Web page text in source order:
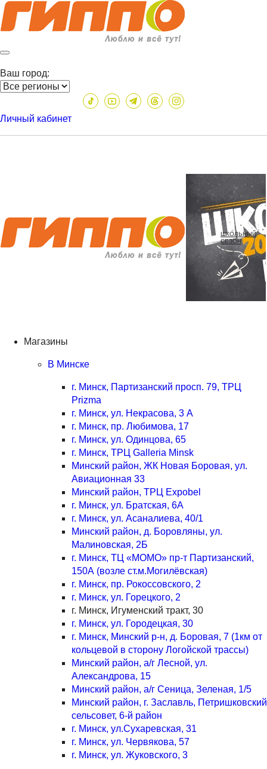
Ваш город:
Личный кабинет
ШКОЛЬНЫЙ
СЕЗОН
Магазины
В Минске
г. Минск, Партизанский просп. 79, ТРЦ
Prizma
г. Минск, ул. Некрасова, 3 А
г. Минск, пр. Любимова, 17
г. Минск, ул. Одинцова, 65
г. Минск, ТРЦ Galleria Minsk
Минский район, ЖК Новая Боровая, ул.
Авиационная 33
Минский район, ТРЦ Expobel
г. Минск, ул. Братская, 6А
г. Минск, ул. Асаналиева, 40/1
Минский район, д. Боровляны, ул.
Малиновская, 2Б
г. Минск, ТЦ «МОМО» пр-т Партизанский,
150А (возле ст.м.Могилёвская)
г. Минск, пр. Рокоссовского, 2
г. Минск, ул. Горецкого, 2
г. Минск, Игуменский тракт, 30
г. Минск, ул. Городецкая, 30
г. Минск, Минский р-н, д. Боровая, 7 (1км от
кольцевой в сторону Логойской трассы)
Минский район, а/г Лесной, ул.
Александрова, 15
Минский район, а/г Сеница, Зеленая, 1/5
Минский район, г. Заславль, Петришковский
сельсовет, 6-й район
г. Минск, ул.Сухаревская, 31
г. Минск, ул. Червякова, 57
г. Минск, ул. Жуковского, 3